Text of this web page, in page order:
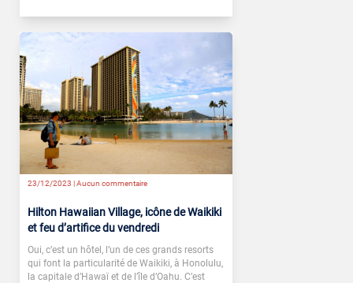
23/12/2023 |Aucun commentaire
Hilton Hawaiian Village, icône de Waikiki
et feu d’artifice du vendredi
Oui, c’est un hôtel, l’un de ces grands resorts
qui font la particularité de Waikiki, à Honolulu,
la capitale d’Hawaï et de l’île d’Oahu. C’est